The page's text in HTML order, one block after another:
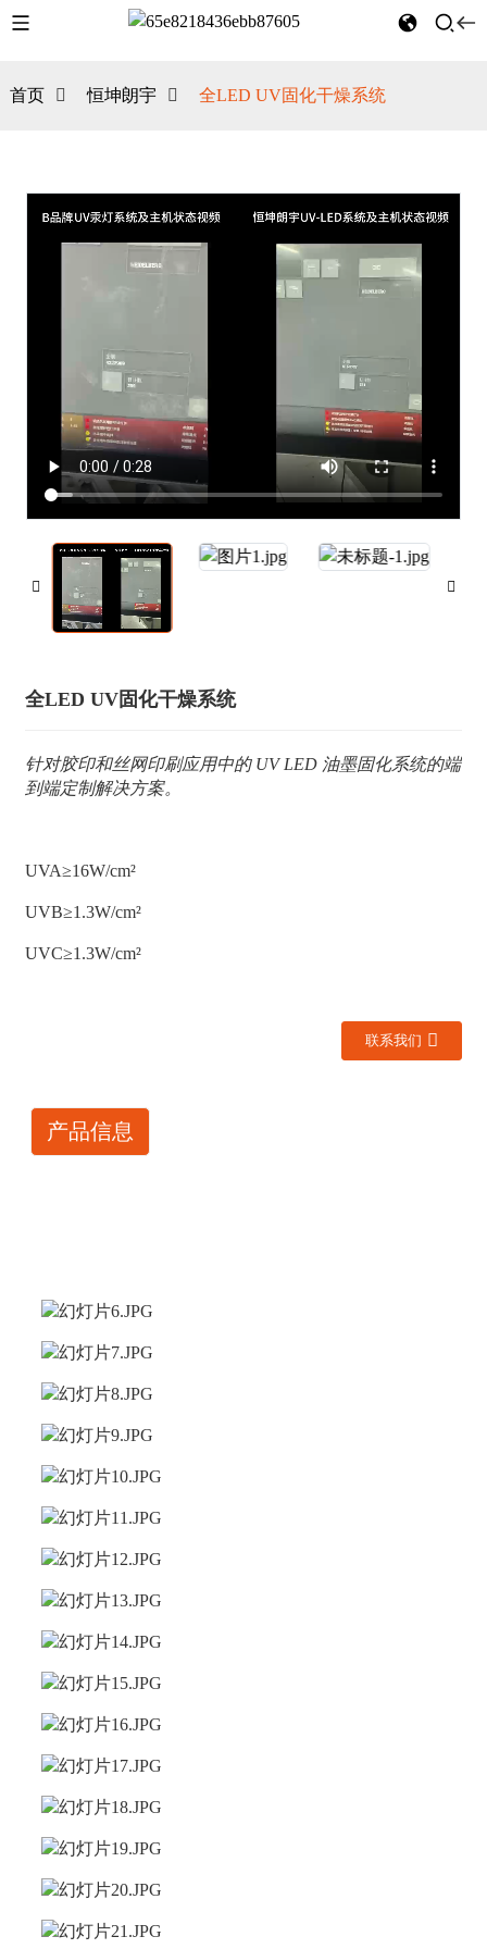
首页 恒坤朗宇 全LED UV固化干燥系统
全LED UV固化干燥系统
针对胶印和丝网印刷应用中的 UV LED 油墨固化系统的端
到端定制解决方案。
UVA≥16W/cm²
UVB≥1.3W/cm²
UVC≥1.3W/cm²
联系我们
产品信息